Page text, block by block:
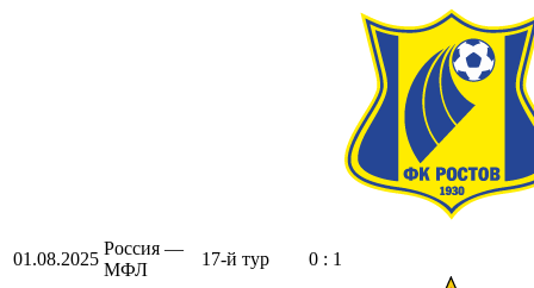
01.08.2025
Россия —
МФЛ
17-й тур 0 : 1